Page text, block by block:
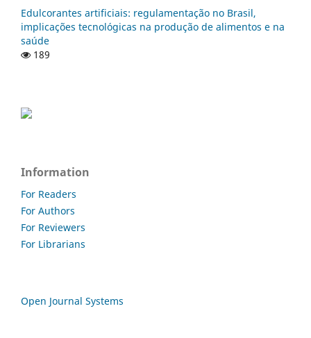
Edulcorantes artificiais: regulamentação no Brasil,
implicações tecnológicas na produção de alimentos e na
saúde
189
Information
For Readers
For Authors
For Reviewers
For Librarians
Open Journal Systems